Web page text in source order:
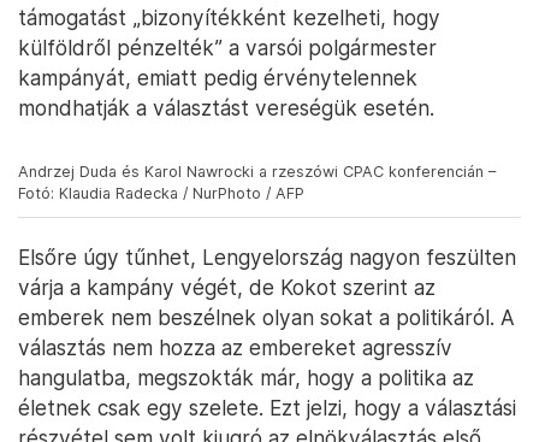
támogatást „bizonyítékként kezelheti, hogy
külföldről pénzelték” a varsói polgármester
kampányát, emiatt pedig érvénytelennek
mondhatják a választást vereségük esetén.